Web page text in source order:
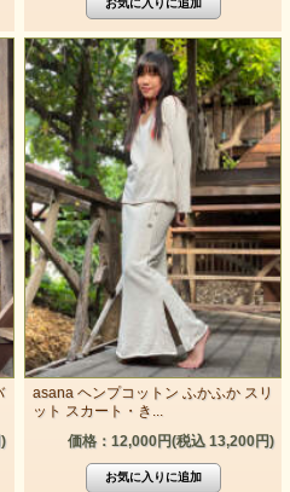
asana ヘンプコットン ふかふか スリ
ット スカート・き...
価格：12,000円(税込 13,200円)